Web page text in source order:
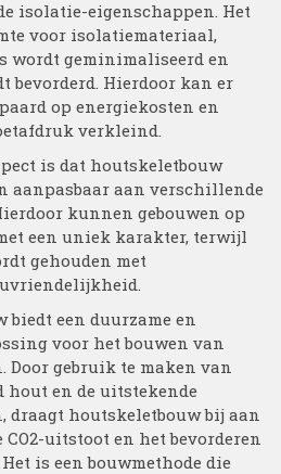
isolatie-eigenschappen. Het
voor isolatiemateriaal,
wordt geminimaliseerd en
bevorderd. Hierdoor kan er
op energiekosten en
verkleind.
is dat houtskeletbouw
aanpasbaar aan verschillende
kunnen gebouwen op
een uniek karakter, terwijl
gehouden met
biedt een duurzame en
voor het bouwen van
Door gebruik te maken van
hout en de uitstekende
draagt houtskeletbouw bij aan
uitstoot en het bevorderen
is een bouwmethode die